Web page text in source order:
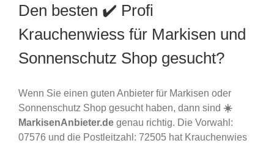
Den besten ✔️ Profi
Krauchenwiess für Markisen und
Sonnenschutz Shop gesucht?
Wenn Sie einen guten Anbieter für Markisen oder
Sonnenschutz Shop gesucht haben, dann sind ☀️
MarkisenAnbieter.de genau richtig. Die Vorwahl:
07576 und die Postleitzahl: 72505 hat Krauchenwies